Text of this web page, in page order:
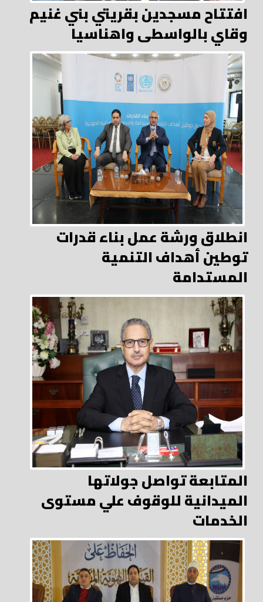
افتتاح مسجدين بقريتي بني غنيم
وقاي بالواسطى واهناسيا
انطلاق ورشة عمل بناء قدرات
توطين أهداف التنمية
المستدامة
المتابعة تواصل جولاتها
الميدانية للوقوف علي مستوى
الخدمات